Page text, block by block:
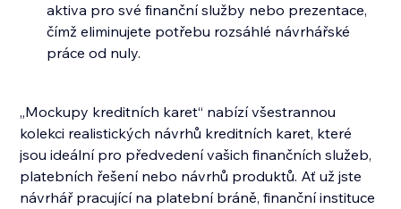
aktiva pro své finanční služby nebo prezentace,
čímž eliminujete potřebu rozsáhlé návrhářské
práce od nuly.
„Mockupy kreditních karet“ nabízí všestrannou
kolekci realistických návrhů kreditních karet, které
jsou ideální pro předvedení vašich finančních služeb,
platebních řešení nebo návrhů produktů. Ať už jste
návrhář pracující na platební bráně, finanční instituce